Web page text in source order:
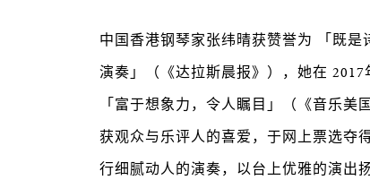
中国香港钢琴家张纬晴获赞誉为 「既
演奏」（《达拉斯晨报》），她在
「富于想象力，令人瞩目」（《音乐
获观众与乐评人的喜爱，于网上票选夺
行细腻动人的演奏，以台上优雅的演出